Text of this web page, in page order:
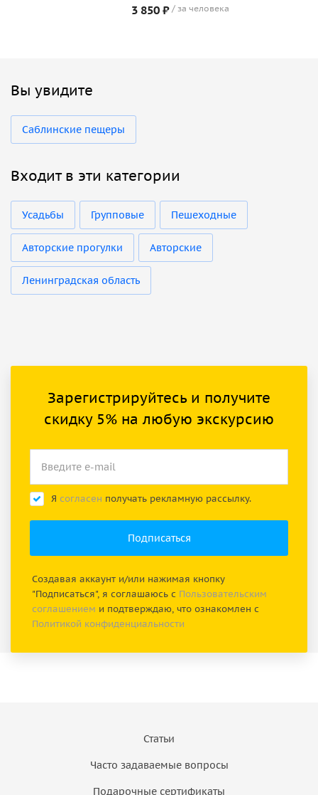
3 850 ₽ за человека
Вы увидите
Саблинские пещеры
Входит в эти категории
Усадьбы Групповые Пешеходные
Авторские прогулки Авторские
Ленинградская область
Зарегистрируйтесь и получите
скидку 5% на любую экскурсию
Я согласен получать рекламную рассылку.
Создавая аккаунт и/или нажимая кнопку
"Подписаться", я соглашаюсь с Пользовательским
соглашением и подтверждаю, что ознакомлен с
Политикой конфиденциальности
Статьи
Часто задаваемые вопросы
Подарочные сертификаты